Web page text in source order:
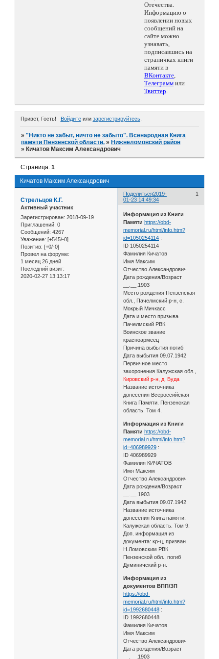
Отечества.
Информацию о
появлении новых
сообщений на
сайте можно
узнавать,
подписавшись на
страничках книги
памяти в
ВКонтакте,
Телеграмм или
Твиттер.
Привет, Гость! Войдитеили зарегистрируйтесь.
»"Никто не забыт, ничто не забыто". Всенародная Книга
памяти Пензенской области. » Нижнеломовский район
» Кичатов Максим Александрович
Кичатов Максим Александрович
Страница:1
Поделиться 1
2019-
01-23 14:49:34
Стрельцов К.Г.
Активный участник
Зарегистрирован: 2018-09-19
Приглашений: 0
Сообщений: 4267
Уважение: [+545/-0]
Позитив: [+0/-0]
Провел на форуме:
1 месяц 26 дней
Последний визит:
2020-02-27 13:13:17
Информация из Книги
Памяти https://obd-
memorial.ru/html/info.htm?
id=1050254114 :
ID 1050254114
Фамилия Кичатов
Имя Максим
Отчество Александрович
Дата рождения/Возраст
__.__.1903
Место рождения Пензенская
обл., Пачелмский р-н, с.
Мокрый Мичкасс
Дата и место призыва
Пачелмский РВК
Воинское звание
красноармеец
Причина выбытия погиб
Дата выбытия 09.07.1942
Первичное место
захоронения Калужская обл.,
Кировский р-н, д. Буда
Название источника
донесения Всероссийская
Книга Памяти. Пензенская
область. Том 4.
Информация из Книги
Памяти https://obd-
memorial.ru/html/info.htm?
id=406989929 :
ID 406989929
Фамилия КИЧАТОВ
Имя Максим
Отчество Александрович
Дата рождения/Возраст
__.__.1903
Дата выбытия 09.07.1942
Название источника
донесения Книга памяти.
Калужская область. Том 9.
Доп. информация из
документа: кр-ц, призван
Н.Ломовским РВК
Пензенской обл., погиб
Думиничский р-н.
Информация из
документов ВПП/ЗП
https://obd-
memorial.ru/html/info.htm?
id=1992680448 :
ID 1992680448
Фамилия Кичатов
Имя Максим
Отчество Александрович
Дата рождения/Возраст
__.__.1903